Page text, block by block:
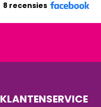
8 recensies
KLANTENSERVICE